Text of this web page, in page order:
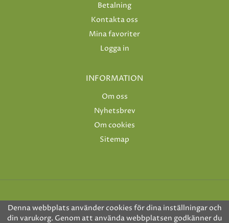
Betalning
Kontakta oss
Mina favoriter
Logga in
INFORMATION
Om oss
Nyhetsbrev
Om cookies
Sitemap
Denna webbplats använder cookies för dina inställningar och
din varukorg. Genom att använda webbplatsen godkänner du